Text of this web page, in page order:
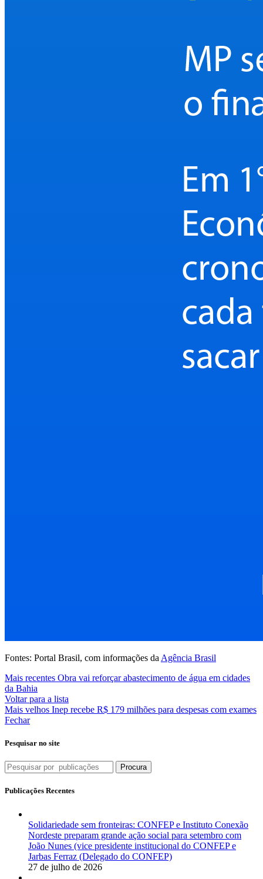
Fontes: Portal Brasil, com informações da Agência Brasil
Mais recentes Obra vai reforçar abastecimento de água em cidades
da Bahia
Voltar para a lista
Mais velhos Inep recebe R$ 179 milhões para despesas com exames
Fechar
Pesquisar no site
Procura
Publicações Recentes
Solidariedade sem fronteiras: CONFEP e Instituto Conexão
Nordeste preparam grande ação social para setembro com
João Nunes (vice presidente institucional do CONFEP e
Jarbas Ferraz (Delegado do CONFEP)
27 de julho de 2026